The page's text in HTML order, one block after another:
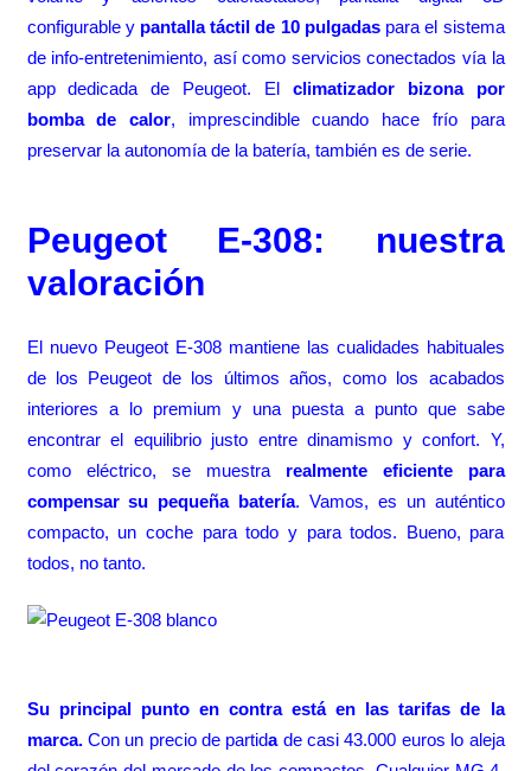
configurable y pantalla táctil de 10 pulgadaspara el sistema
de info-entretenimiento, así como servicios conectados vía la
app dedicada de Peugeot. El climatizador bizona por
bomba de calor, imprescindible cuando hace frío para
preservar la autonomía de la batería, también es de serie.
Peugeot E-308: nuestra
valoración
El nuevo Peugeot E-308 mantiene las cualidades habituales
de los Peugeot de los últimos años, como los acabados
interiores a lo premium y una puesta a punto que sabe
encontrar el equilibrio justo entre dinamismo y confort. Y,
como eléctrico, se muestra realmente eficiente para
compensar su pequeña batería. Vamos, es un auténtico
compacto, un coche para todo y para todos. Bueno, para
todos, no tanto.
Su principal punto en contra está en las tarifas de la
marca. Con un precio de partidade casi 43.000 euros lo aleja